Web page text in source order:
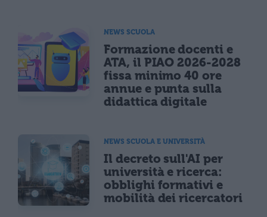
NEWS SCUOLA
Formazione docenti e
ATA, il PIAO 2026-2028
fissa minimo 40 ore
annue e punta sulla
didattica digitale
NEWS SCUOLA E UNIVERSITÀ
Il decreto sull'AI per
università e ricerca:
obblighi formativi e
mobilità dei ricercatori